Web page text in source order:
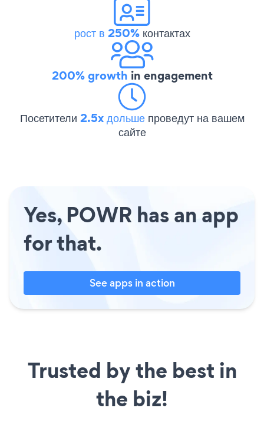
рост в 250%контактах
200% growth in engagement
Посетители 2.5x дольше проведут на вашем
сайте
Yes, POWR has an app
for that.
See apps in action
Trusted by the best in
the biz!